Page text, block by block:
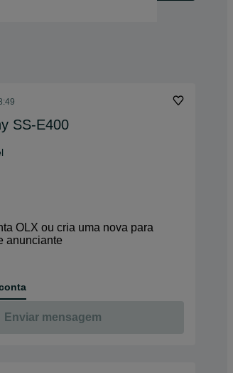
SS-E400
OLX ou cria uma nova para
anunciante
Enviar mensagem